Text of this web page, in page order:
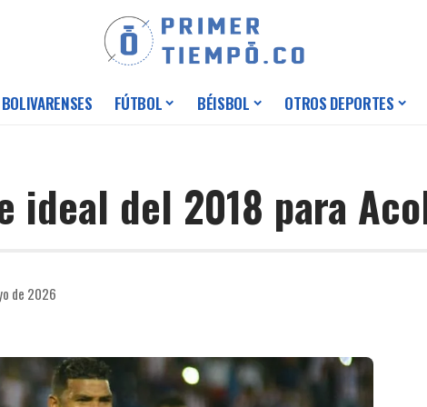
FÚTBOL BÉISBOL OTROS DEPORTES
ideal del 2018 para
de 2026